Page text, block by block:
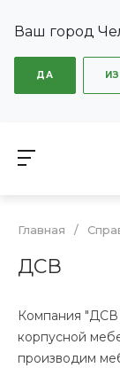
Ваш город
ДА
Главная /
ДСВ
Компания
корпусной
производим